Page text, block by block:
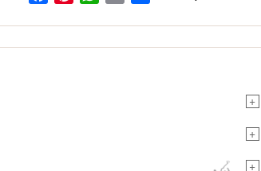
+
+
+